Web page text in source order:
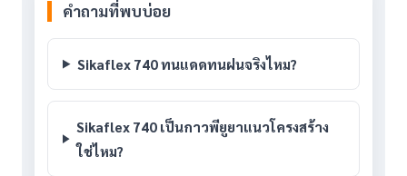
คำถามที่พบบ่อย
Sikaflex 740 ทนแดดทนฝนจริงไหม?
Sikaflex 740 เป็นกาวพียูยาแนวโครงสร้าง
ใช่ไหม?